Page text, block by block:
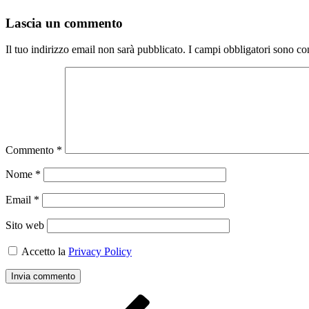
Lascia un commento
Il tuo indirizzo email non sarà pubblicato. I campi obbligatori sono
Commento *
Nome *
Email *
Sito web
Accetto la Privacy Policy